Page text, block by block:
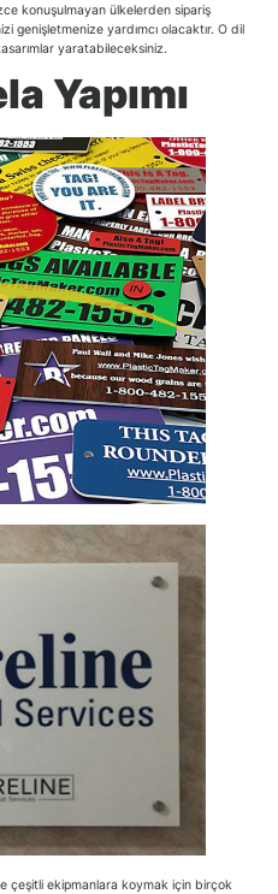
konuşulmayan ülkelerden sipariş
genişletmenize yardımcı olacaktır. O dil
yaratabileceksiniz.
Yapımı
çeşitli ekipmanlara koymak için birçok